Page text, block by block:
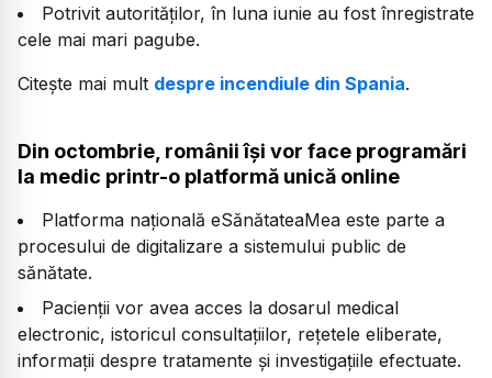
Potrivit autorităților, în luna iunie au fost înregistrate
cele mai mari pagube.
Citește mai mult despre incendiule din Spania.
Din octombrie, românii își vor face programări
la medic printr-o platformă unică online
Platforma națională eSănătateaMea este parte a
procesului de digitalizare a sistemului public de
sănătate.
Pacienții vor avea acces la dosarul medical
electronic, istoricul consultațiilor, rețetele eliberate,
informații despre tratamente și investigațiile efectuate.